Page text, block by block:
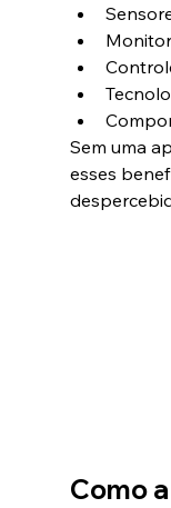
Sem uma
esses
Como